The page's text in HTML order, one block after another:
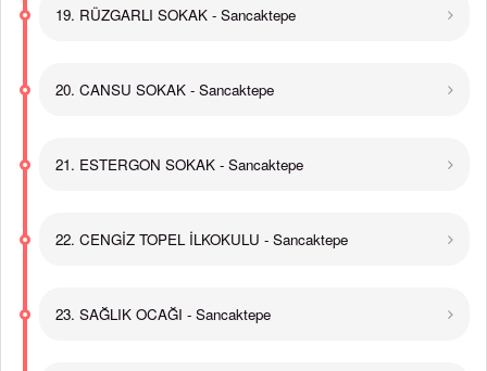
19. RÜZGARLI SOKAK - Sancaktepe
20. CANSU SOKAK - Sancaktepe
21. ESTERGON SOKAK - Sancaktepe
22. CENGİZ TOPEL İLKOKULU - Sancaktepe
23. SAĞLIK OCAĞI - Sancaktepe